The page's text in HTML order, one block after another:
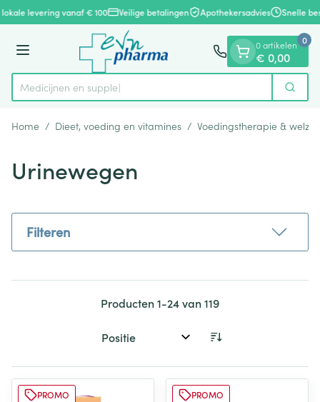
Ga naar de inhoud
1 van 1
levering vanaf € 100 Veilige betalingen Apothekersadvies Snelle
Menu
Product, merk, categorie... Zoek
0 artikelen
€ 0,00
0
Home / Dieet, voeding en vitamines / Voedingstherapie & welzijn
Urinewegen
Filteren
Producten1-24van119
Sorteer op:
PROMO PROMO